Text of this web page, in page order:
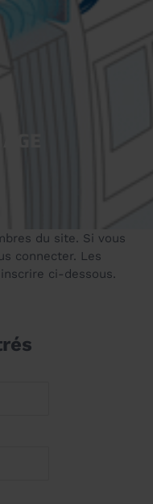
du site. Si vous
connecter. Les
ci-dessous.